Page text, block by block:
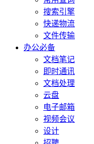
搜索引擎
快递物流
文件传输
办公必备
文档笔记
即时通讯
文档处理
云盘
电子邮箱
视频会议
设计